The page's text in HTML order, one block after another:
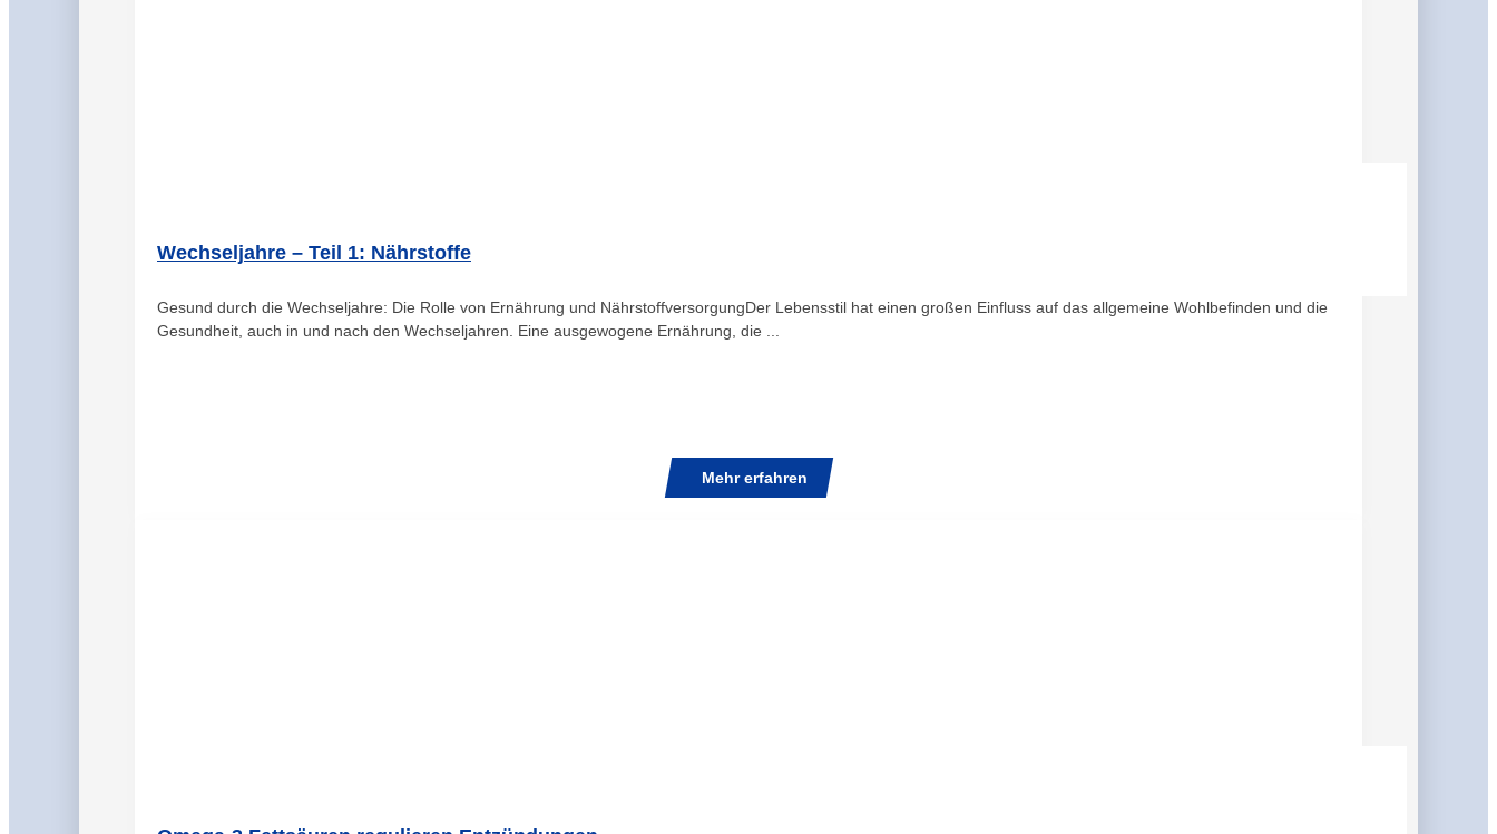
Wechseljahre – Teil 1: Nährstoffe
Gesund durch die Wechseljahre: Die Rolle von Ernährung und NährstoffversorgungDer Lebensstil hat einen großen Einfluss auf das allgemeine Wohlbefinden und die
Gesundheit, auch in und nach den Wechseljahren. Eine ausgewogene Ernährung, die ...
Mehr erfahren